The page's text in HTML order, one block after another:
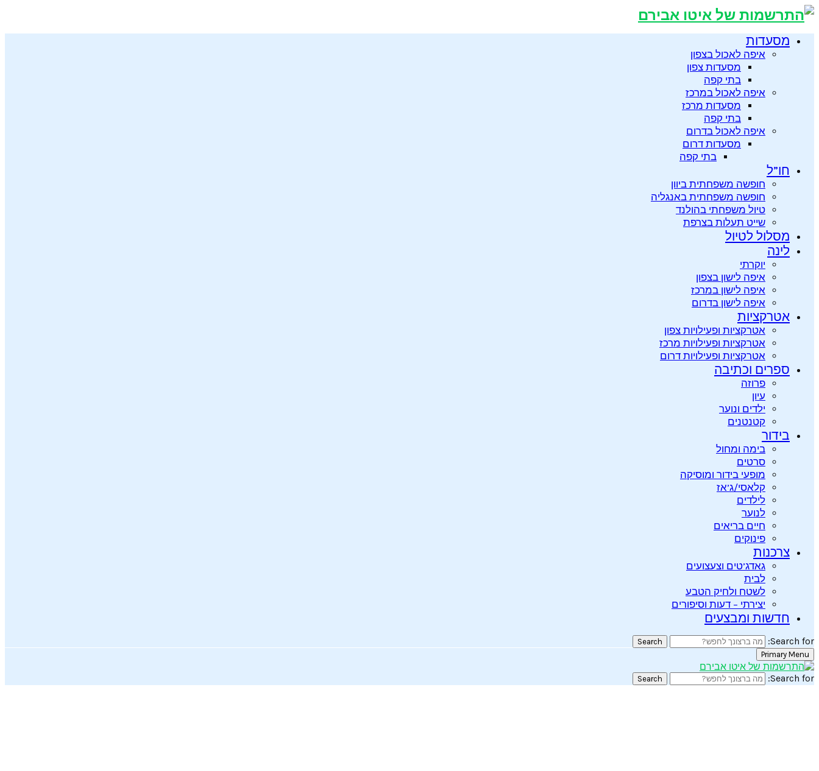
מסעדות
איפה לאכול בצפון
מסעדות צפון
בתי קפה
איפה לאכול במרכז
מסעדות מרכז
בתי קפה
איפה לאכול בדרום
מסעדות דרום
בתי קפה
חו”ל
חופשה משפחתית ביוון
חופשה משפחתית באנגליה
טיול משפחתי בהולנד
שייט תעלות בצרפת
מסלול לטיול
לינה
יוקרתי
איפה לישון בצפון
איפה לישון במרכז
איפה לישון בדרום
אטרקציות
אטרקציות ופעילויות צפון
אטרקציות ופעילויות מרכז
אטרקציות ופעילויות דרום
ספרים וכתיבה
פרוזה
עיון
ילדים ונוער
קטנטנים
בידור
בימה ומחול
סרטים
מופעי בידור ומוסיקה
קלאסי/ג’אז
לילדים
לנוער
חיים בריאים
פינוקים
צרכנות
גאדג’טים וצעצועים
לבית
לשטח ולחיק הטבע
יצירתי – דעות וסיפורים
חדשות ומבצעים
Search for:
Search
Primary Menu
Search for:
Search